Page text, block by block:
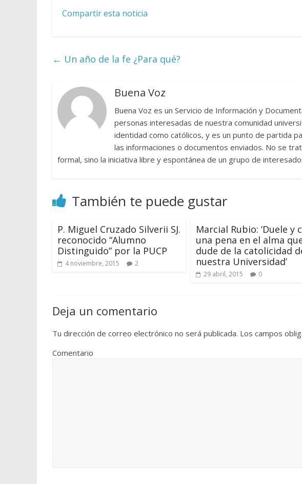
Compartir esta noticia
← Un año de la fe ¿Para qué?
Buena Voz
Buena Voz es un Servicio de Información y
personas interesadas de nuestra comunidad
identidad como católicos, y es un punto de partida
las informaciones o documentos enviados. No se
formal, sino la iniciativa libre y espontánea de un grupo de
También te puede gustar
P. Miguel Cruzado Silverii SJ.
reconocido “Alumno
Distinguido” por la PUCP
4 noviembre, 2015 2
Marcial Rubio: ‘Duele y
una pena en el alma
dude de la catolicidad
nuestra Universidad’
29 abril, 2015 0
Deja un comentario
Tu dirección de correo electrónico no será publicada. Los campos
Comentario